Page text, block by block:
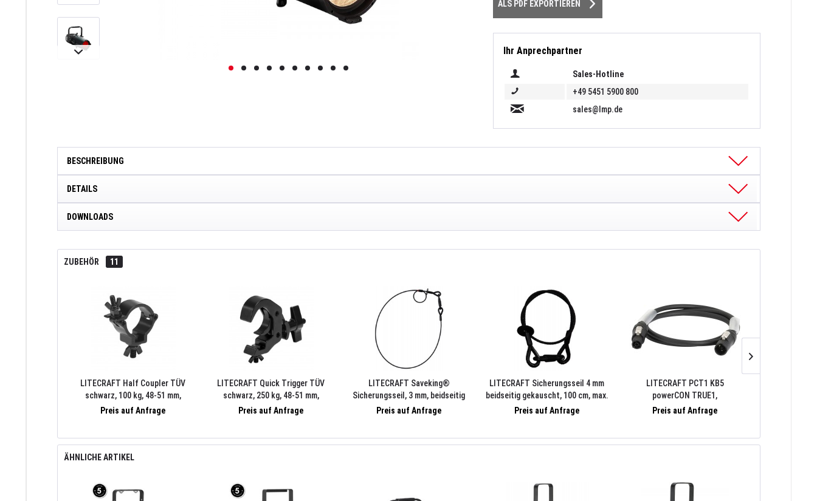
ALS PDF EXPORTIEREN
Ihr Anprechpartner
Sales-Hotline
+49 5451 5900 800
sales@lmp.de
BESCHREIBUNG
DETAILS
DOWNLOADS
ZUBEHÖR 11
LITECRAFT Half Coupler TÜV
schwarz, 100 kg, 48-51 mm,
Schraube M10
Preis auf Anfrage
LITECRAFT Quick Trigger TÜV
schwarz, 250 kg, 48-51 mm,
Schraube M10
Preis auf Anfrage
LITECRAFT Saveking®
Sicherungsseil, 3 mm, beidseitig
gekauscht, 100 cm, max. 20/30 kg
Preis auf Anfrage
LITECRAFT Sicherungsseil 4 mm
beidseitig gekauscht, 100 cm, max.
15 kg nach DGUV, Kettenglied 6 mm,
Preis auf Anfrage
LITECRAFT PCT1 KB5
powerCON TRUE1,
Verlängerungskabel, 5 m, schwarz,
powerCON TRUE1, NAC3FX-W und
Preis auf Anfrage
ÄHNLICHE ARTIKEL